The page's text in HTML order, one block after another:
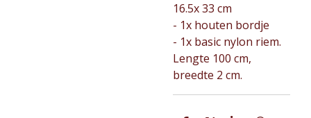
16.5x 33 cm
- 1x houten bordje
- 1x basic nylon riem.
Lengte 100 cm,
breedte 2 cm.